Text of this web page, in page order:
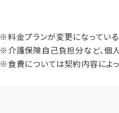
想定居住
その他事項
※料金プランが変更になってい
※介護保険自己負担分など、個
※食費については契約内容によ